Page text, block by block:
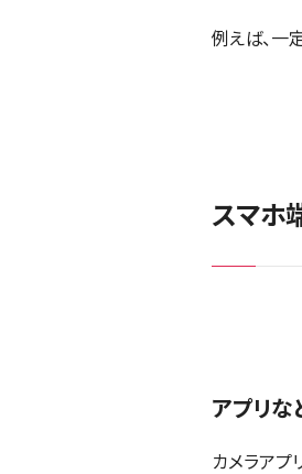
例えば、一
スマホ
アプリ
カメラアプ